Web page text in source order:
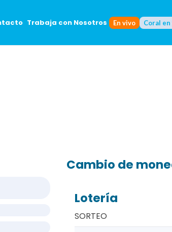
Trabaja con Nosotros En vivo Coral
Cambio de
Lotería
SORTEO